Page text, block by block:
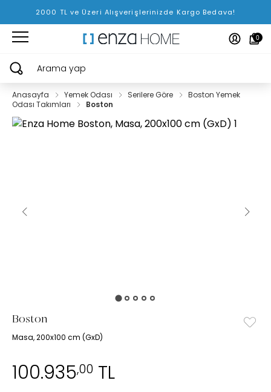
2000 TL ve Üzeri Alışverişlerinizde Kargo Bedava!
0
Arama yap
Anasayfa Yemek Odası Serilere Göre
Boston Yemek
Odası Takımları
Boston
Boston
Masa, 200x100 cm (GxD)
100.935,00 TL